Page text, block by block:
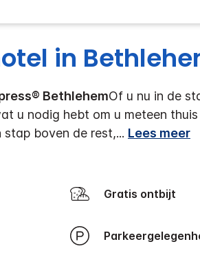
in
BethlehemOf u nu in de
u nodig hebt om u meteen
stap boven de rest,... Lees meer
Gratis ontbijt